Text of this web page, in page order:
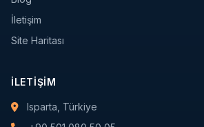
İletişim
Site Haritası
İLETIŞIM
Isparta, Türkiye